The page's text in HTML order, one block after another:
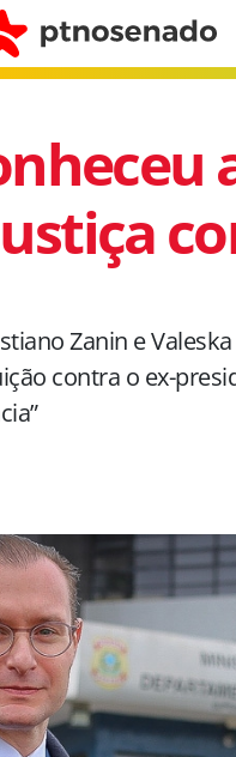
Zanin e
contra o ex-